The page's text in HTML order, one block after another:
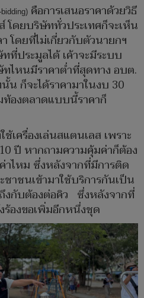
bidding) คือการเสนอราคาด้วยวิธี
โดยบริษัททั่วประเทศก็จะเห็น
โดยที่ไม่เกี่ยวกับตัวนายกฯ
ที่ประมูลได้ เค้าจะมีระบบ
ทไหนมีราคาต่ำที่สุดทาง อบต.
ก็จะได้ราคามาในงบ 30
ท้องตลาดแบบนี้ราคาก็
ช้เครื่องเล่นสแตนเลส เพราะ
ปี หากถามความคุ้มค่าก็ต้อง
ไหม ซึ่งหลังจากที่มีการติด
าชนเข้ามาใช้บริการกันเป็น
งกับต้องต่อคิว ซึ่งหลังจากที่
ร้องขอเพิ่มอีกหนึ่งชุด